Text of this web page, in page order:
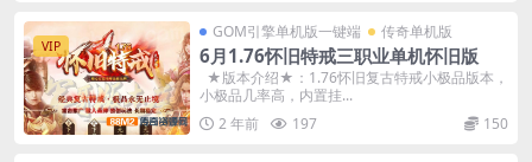
VIP
GOM引擎单机版一键端 传奇单机版
6月1.76怀旧特戒三职业单机怀旧版
★版本介绍★：1.76怀旧复古特戒小极品版本，
小极品几率高，内置挂...
2 年前
197 150